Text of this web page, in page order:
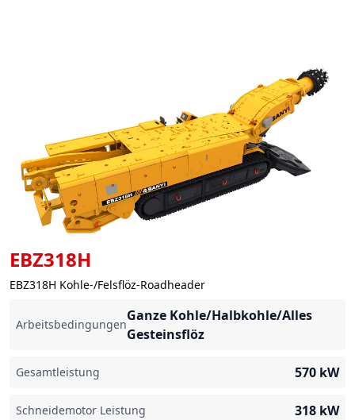
EBZ318H
EBZ318H Kohle-/Felsflöz-Roadheader
Arbeitsbedingungen
Ganze Kohle/Halbkohle/Alles
Gesteinsflöz
Gesamtleistung 570 kW
Schneidemotor Leistung 318 kW